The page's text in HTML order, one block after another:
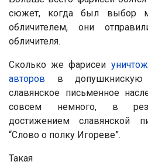
сюжет, когда был выбор
обличителем, они
обличителя.
Сколько же фарисеи
авторов в
славянское письменное
совсем немного, в
достижением славянской
“Слово о полку Игореве”.
Такая